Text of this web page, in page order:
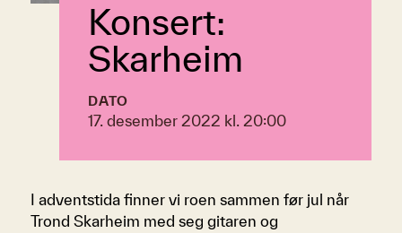
Konsert:
Skarheim
DATO
17. desember 2022 kl. 20:00
I adventstida finner vi roen sammen før jul når
Trond Skarheim med seg gitaren og